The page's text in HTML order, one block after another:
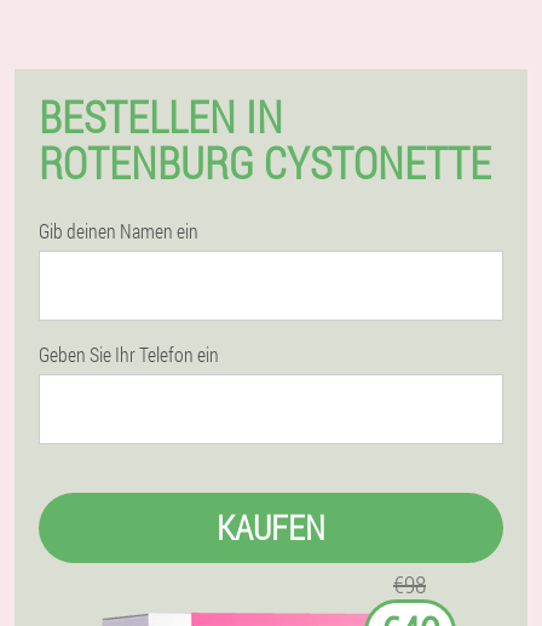
BESTELLEN IN
ROTENBURG CYSTONETTE
Gib deinen Namen ein
Geben Sie Ihr Telefon ein
KAUFEN
€98